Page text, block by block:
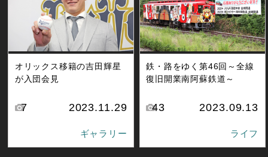
オリックス移籍の吉田輝星
が入団会見
7 2023.11.29
ギャラリー
鉄・路をゆく第46回～全線
復旧開業南阿蘇鉄道～
43 2023.09.13
ライフ